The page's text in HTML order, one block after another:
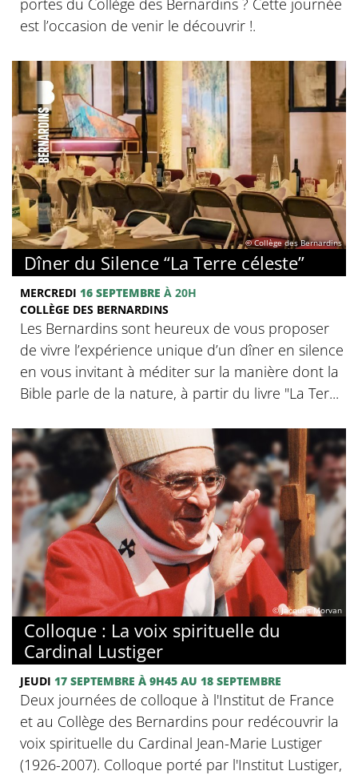
portes du Collège des Bernardins ? Cette journée
est l’occasion de venir le découvrir !.
© Collège des Bernardins
Dîner du Silence “La Terre céleste”
MERCREDI 16 SEPTEMBRE À 20H
COLLÈGE DES BERNARDINS
Les Bernardins sont heureux de vous proposer
de vivre l’expérience unique d’un dîner en silence
en vous invitant à méditer sur la manière dont la
Bible parle de la nature, à partir du livre "La Ter...
© Jacques Morvan
Colloque : La voix spirituelle du
Cardinal Lustiger
JEUDI 17 SEPTEMBRE À 9H45 AU 18 SEPTEMBRE
Deux journées de colloque à l'Institut de France
et au Collège des Bernardins pour redécouvrir la
voix spirituelle du Cardinal Jean-Marie Lustiger
(1926-2007). Colloque porté par l'Institut Lustiger,